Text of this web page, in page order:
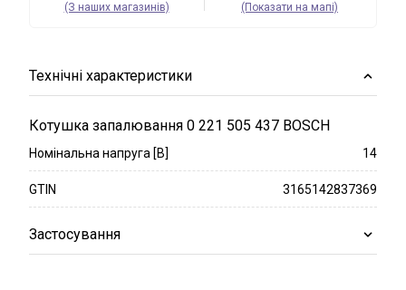
(З наших магазинів) (Показати на мапі)
Технічні характеристики
Котушка запалювання 0 221 505 437 BOSCH
Номінальна напруга [В] 14
GTIN 3165142837369
Застосування